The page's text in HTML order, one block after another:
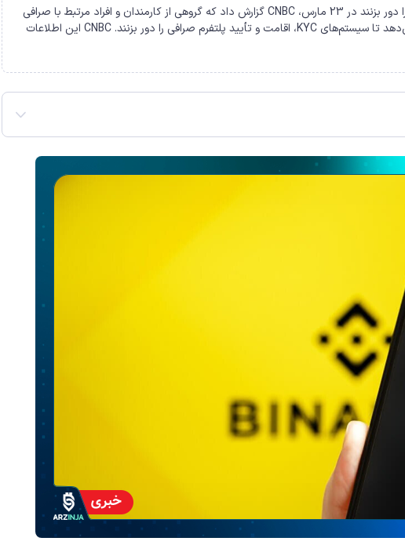
کارمندان بایننس به کاربران آموزش دادند تا قوانین KYC و AML را دور بزنند در 23 مارس، CNBC گزارش داد که گروهی از کارمندان و افراد مرتبط با صرافی
بایننس تکنیک‌هایی را به اشتراک گذاشته‌اند که به کاربران اجازه می‌دهد تا سیستم‌های KYC، اقامت و تأیید پلتفرم صرافی را دور بزنند. CNBC این اطلاعات